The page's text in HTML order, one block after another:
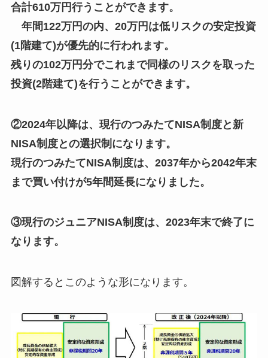
合計610万円行うことができます。
年間122万円の内、20万円は低リスクの安定投資
(1階建て)が優先的に行われます。
残りの102万円分でこれまで同様のリスクを取った
投資(2階建て)を行うことができます。
②2024年以降は、現行のつみたてNISA制度と新
NISA制度との選択制になります。
現行のつみたてNISA制度は、2037年から2042年末
まで買い付けが5年間延長になりました。
③現行のジュニアNISA制度は、2023年末で終了に
なります。
図解するとこのような形になります。